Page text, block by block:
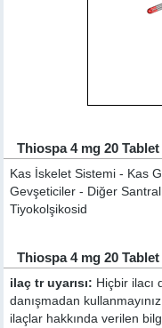
Thiospa 4 mg 20
Kas İskelet Sistemi - Kas
Gevşeticiler - Diğer
Tiyokolşikosid
Thiospa 4 mg 20 Tablet
ilaç tr uyarısı: Hiçbir ilacı
danışmadan
ilaçlar hakkında verilen